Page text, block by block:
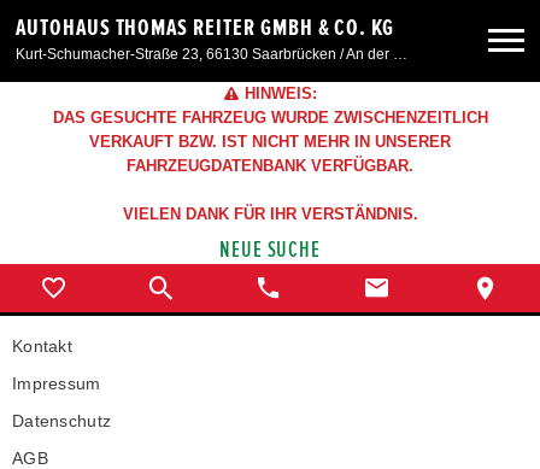
AUTOHAUS THOMAS REITER GMBH & CO. KG
Kurt-Schumacher-Straße 23, 66130 Saarbrücken / An der Windmühle 7, 66780 Siersburg
Neuwagen
Angebote
Service & Zubehör
Unser Autohaus
HINWEIS:
DAS GESUCHTE FAHRZEUG WURDE ZWISCHENZEITLICH
VERKAUFT BZW. IST NICHT MEHR IN UNSERER
FAHRZEUGDATENBANK VERFÜGBAR.
VIELEN DANK FÜR IHR VERSTÄNDNIS.
NEUE SUCHE
Kontakt
Impressum
Datenschutz
AGB